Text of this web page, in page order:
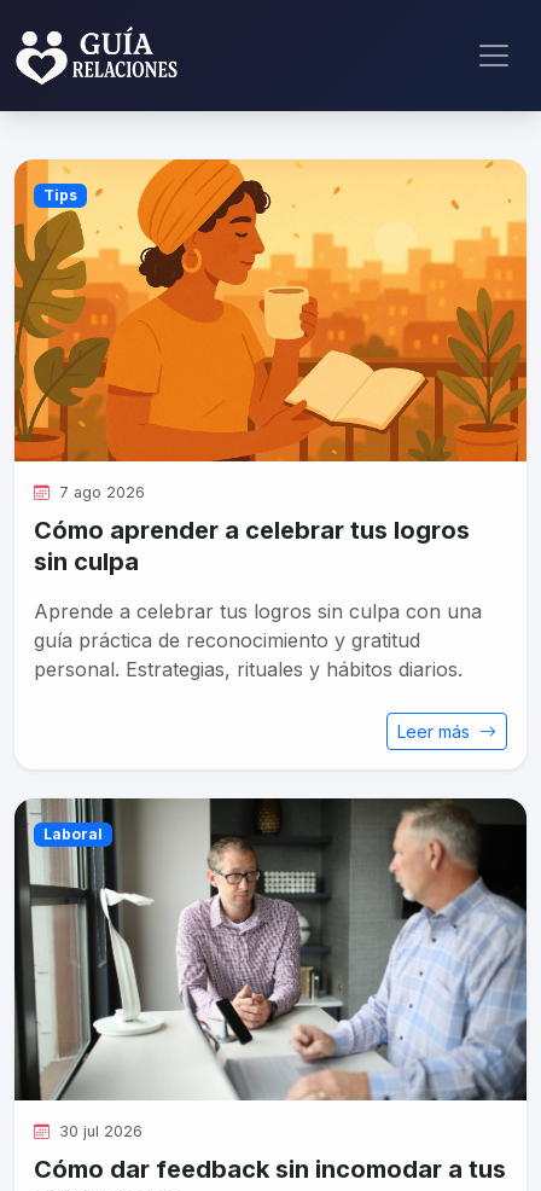
Tips
7 ago 2026
Cómo aprender a celebrar tus logros
sin culpa
Aprende a celebrar tus logros sin culpa con una
guía práctica de reconocimiento y gratitud
personal. Estrategias, rituales y hábitos diarios.
Leer más
Laboral
30 jul 2026
Cómo dar feedback sin incomodar a tus